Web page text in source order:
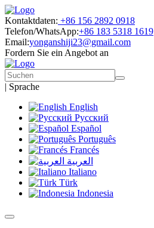
Kontaktdaten: +86 156 2892 0918
Telefon/WhatsApp:+86 183 5318 1619
Email:yonganshiji23@gmail.com
Fordern Sie ein Angebot an
| Sprache
English
Русский
Español
Português
Francés
العربية
Italiano
Türk
Indonesia